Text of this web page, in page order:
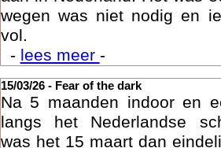
wegen was niet nodig en
vol.
- lees meer -
15/03/26 - Fear of the dark
Na 5 maanden indoor en
langs het Nederlandse
was het 15 maart dan